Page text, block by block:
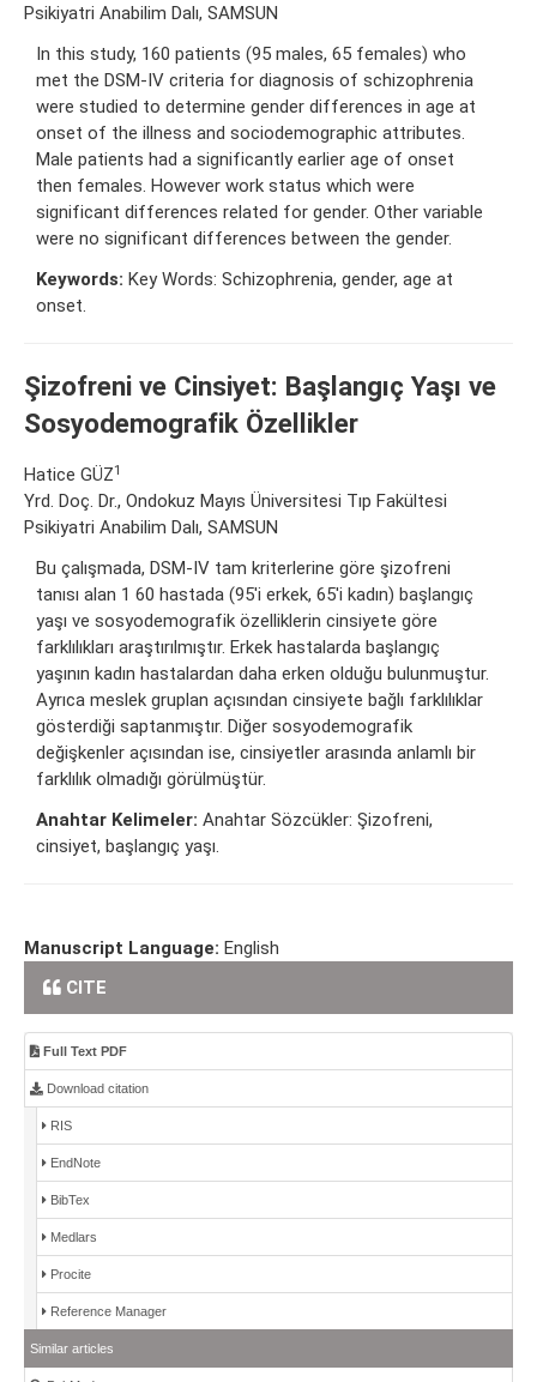
Psikiyatri Anabilim Dalı, SAMSUN
In this study, 160 patients (95 males, 65 females) who
met the DSM-IV criteria for diagnosis of schizophrenia
were studied to determine gender differences in age at
onset of the illness and sociodemographic attributes.
Male patients had a significantly earlier age of onset
then females. However work status which were
significant differences related for gender. Other variable
were no significant differences between the gender.
Keywords: Key Words: Schizophrenia, gender, age at
onset.
Şizofreni ve Cinsiyet: Başlangıç Yaşı ve
Sosyodemografik Özellikler
Hatice GÜZ1
Yrd. Doç. Dr., Ondokuz Mayıs Üniversitesi Tıp Fakültesi
Psikiyatri Anabilim Dalı, SAMSUN
Bu çalışmada, DSM-IV tam kriterlerine göre şizofreni
tanısı alan 1 60 hastada (95'i erkek, 65'i kadın) başlangıç
yaşı ve sosyodemografik özelliklerin cinsiyete göre
farklılıkları araştırılmıştır. Erkek hastalarda başlangıç
yaşının kadın hastalardan daha erken olduğu bulunmuştur.
Ayrıca meslek gruplan açısından cinsiyete bağlı farklılıklar
gösterdiği saptanmıştır. Diğer sosyodemografik
değişkenler açısından ise, cinsiyetler arasında anlamlı bir
farklılık olmadığı görülmüştür.
Anahtar Kelimeler: Anahtar Sözcükler: Şizofreni,
cinsiyet, başlangıç yaşı.
Manuscript Language: English
CITE
Full Text PDF
Download citation
RIS
EndNote
BibTex
Medlars
Procite
Reference Manager
Similar articles